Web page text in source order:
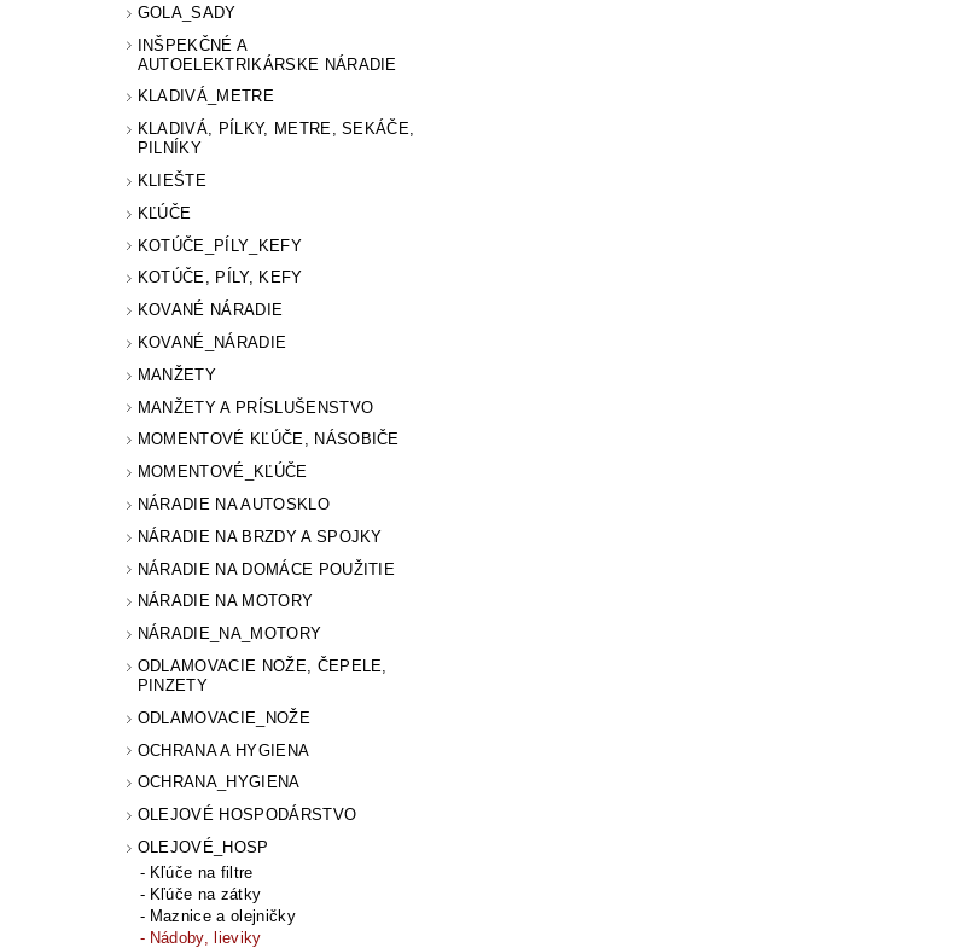
GOLA_SADY
INŠPEKČNÉ A
AUTOELEKTRIKÁRSKE NÁRADIE
KLADIVÁ_METRE
KLADIVÁ, PÍLKY, METRE, SEKÁČE,
PILNÍKY
KLIEŠTE
KĽÚČE
KOTÚČE_PÍLY_KEFY
KOTÚČE, PÍLY, KEFY
KOVANÉ NÁRADIE
KOVANÉ_NÁRADIE
MANŽETY
MANŽETY A PRÍSLUŠENSTVO
MOMENTOVÉ KĽÚČE, NÁSOBIČE
MOMENTOVÉ_KĽÚČE
NÁRADIE NA AUTOSKLO
NÁRADIE NA BRZDY A SPOJKY
NÁRADIE NA DOMÁCE POUŽITIE
NÁRADIE NA MOTORY
NÁRADIE_NA_MOTORY
ODLAMOVACIE NOŽE, ČEPELE,
PINZETY
ODLAMOVACIE_NOŽE
OCHRANA A HYGIENA
OCHRANA_HYGIENA
OLEJOVÉ HOSPODÁRSTVO
OLEJOVÉ_HOSP
Kľúče na filtre
Kľúče na zátky
Maznice a olejničky
Nádoby, lieviky